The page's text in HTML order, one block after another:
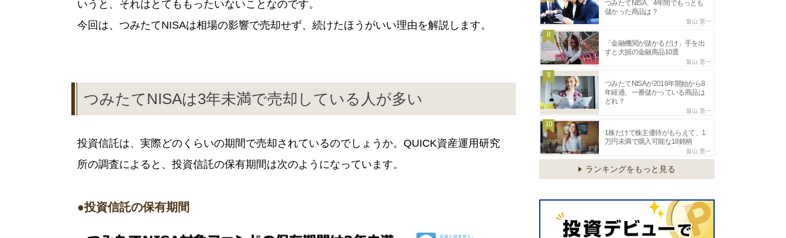
いうと、それはとてももったいないことなのです。
今回は、つみたてNISAは相場の影響で売却せず、続けたほうがいい理由を解説します。
つみたてNISAは3年未満で売却している人が多い
投資信託は、実際どのくらいの期間で売却されているのでしょうか。QUICK資産運用研究
所の調査によると、投資信託の保有期間は次のようになっています。
●投資信託の保有期間
つみたてNISA、4年間でもっとも
儲かった商品は？
畠山 憲一
8
「金融機関が儲かるだけ」手を出
すと大損の金融商品10選
畠山 憲一
9
つみたてNISAが2018年開始から8
年経過、一番儲かっている商品は
どれ？
畠山 憲一
10
1株だけで株主優待がもらえて、1
万円未満で購入可能な18銘柄
畠山 憲一
ランキングをもっと見る